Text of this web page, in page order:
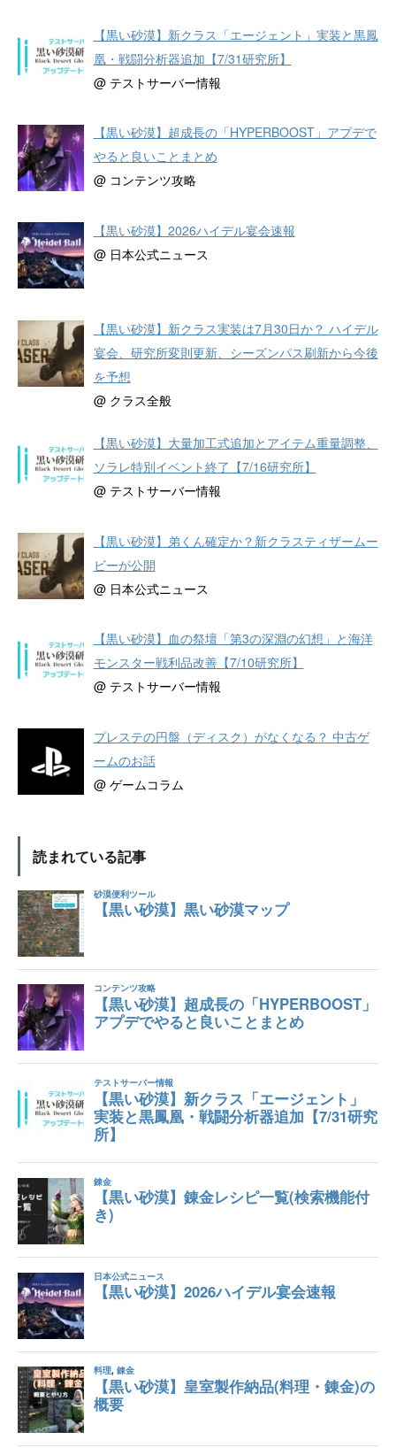
【黒い砂漠】新クラス「エージェント」実装と黒鳳
凰・戦闘分析器追加【7/31研究所】
@ テストサーバー情報
【黒い砂漠】超成長の「HYPERBOOST」アプデで
やると良いことまとめ
@ コンテンツ攻略
【黒い砂漠】2026ハイデル宴会速報
@ 日本公式ニュース
【黒い砂漠】新クラス実装は7月30日か？ ハイデル
宴会、研究所変則更新、シーズンパス刷新から今後
を予想
@ クラス全般
【黒い砂漠】大量加工式追加とアイテム重量調整、
ソラレ特別イベント終了【7/16研究所】
@ テストサーバー情報
【黒い砂漠】弟くん確定か？新クラスティザームー
ビーが公開
@ 日本公式ニュース
【黒い砂漠】血の祭壇「第3の深淵の幻想」と海洋
モンスター戦利品改善【7/10研究所】
@ テストサーバー情報
プレステの円盤（ディスク）がなくなる？ 中古ゲ
ームのお話
@ ゲームコラム
読まれている記事